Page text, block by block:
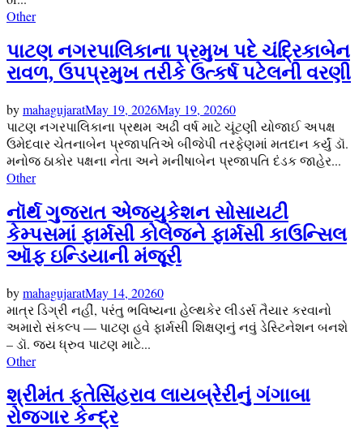
Other
પાટણ નગરપાલિકાના પ્રમુખ પદે ચંદ્રિકાબેન
રાવળ, ઉપપ્રમુખ તરીકે ઉત્કર્ષ પટેલની વરણી
bymahagujaratMay 19, 2026May 19, 20260
પાટણ નગરપાલિકાના પ્રથમ અઢી વર્ષ માટે ચૂંટણી યોજાઈ અપક્ષ
ઉમેદવાર ચેતનાબેન પ્રજાપતિએ બીજેપી તરફેણમાં મતદાન કર્યું ડૉ.
મનોજ ઠાકોર પક્ષના નેતા અને મનીષાબેન પ્રજાપતિ દંડક જાહેર...
Other
નૉર્થ ગુજરાત એજ્યુકેશન સોસાયટી
કેમ્પસમાં ફાર્મસી કોલેજને ફાર્મસી કાઉન્સિલ
ઑફ ઇન્ડિયાની મંજૂરી
bymahagujaratMay 14, 20260
માત્ર ડિગ્રી નહીં, પરંતુ ભવિષ્યના હેલ્થકેર લીડર્સ તૈયાર કરવાનો
અમારો સંકલ્પ — પાટણ હવે ફાર્મસી શિક્ષણનું નવું ડેસ્ટિનેશન બનશે
– ડૉ. જય ધ્રુવ પાટણ માટે...
Other
શ્રીમંત ફતેસિંહરાવ લાયબ્રેરીનું ગંગાબા
રોજગાર કેન્દ્ર